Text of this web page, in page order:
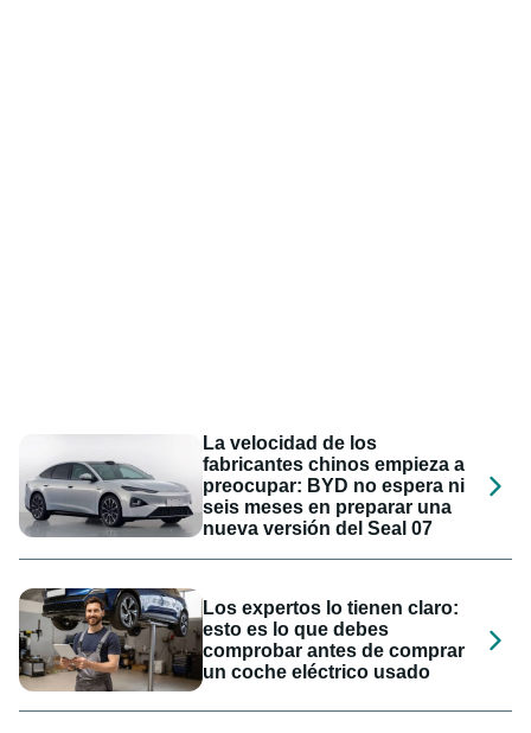
La velocidad de los
fabricantes chinos empieza a
preocupar: BYD no espera ni
seis meses en preparar una
nueva versión del Seal 07
Los expertos lo tienen claro:
esto es lo que debes
comprobar antes de comprar
un coche eléctrico usado